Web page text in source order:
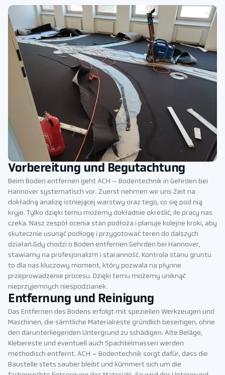
Vorbereitung und Begutachtung
Beim Boden entfernen geht ACH – Bodentechnik in Gehrden bei
Hannover systematisch vor. Zuerst nehmen wir uns Zeit na
dokładną analizę istniejącej warstwy oraz tego, co się pod nią
kryje. Tylko dzięki temu możemy dokładnie określić, ile pracy nas
czeka. Nasz zespół ocenia stan podłoża i planuje kolejne kroki, aby
skutecznie usunąć podłogę i przygotować teren do dalszych
działań.Gdy chodzi o Boden entfernen Gehrden bei Hannover,
stawiamy na profesjonalizm i staranność. Kontrola stanu gruntu
to dla nas kluczowy moment, który pozwala na płynne
przeprowadzenie procesu. Dzięki temu możemy uniknąć
nieprzyjemnych niespodzianek.
Entfernung und Reinigung
Das Entfernen des Bodens erfolgt mit speziellen Werkzeugen und
Maschinen, die sämtliche Materialreste gründlich beseitigen, ohne
den darunterliegenden Untergrund zu schädigen. Alte Beläge,
Klebereste und eventuell auch Spachtelmassen werden
methodisch entfernt. ACH – Bodentechnik sorgt dafür, dass die
Baustelle stets sauber bleibt und kümmert sich um die